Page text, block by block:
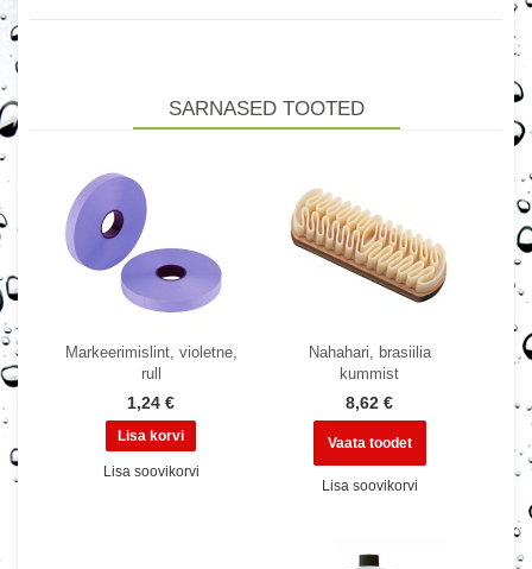
SARNASED TOOTED
Markeerimislint, violetne,
rull
1,24 €
Lisa soovikorvi
Nahahari, brasiilia
kummist
8,62 €
Vaata toodet
Lisa soovikorvi